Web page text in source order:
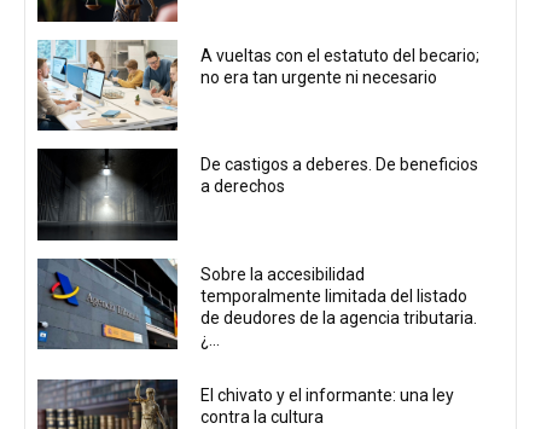
A vueltas con el estatuto del becario;
no era tan urgente ni necesario
De castigos a deberes. De beneficios
a derechos
Sobre la accesibilidad
temporalmente limitada del listado
de deudores de la agencia tributaria.
¿...
El chivato y el informante: una ley
contra la cultura